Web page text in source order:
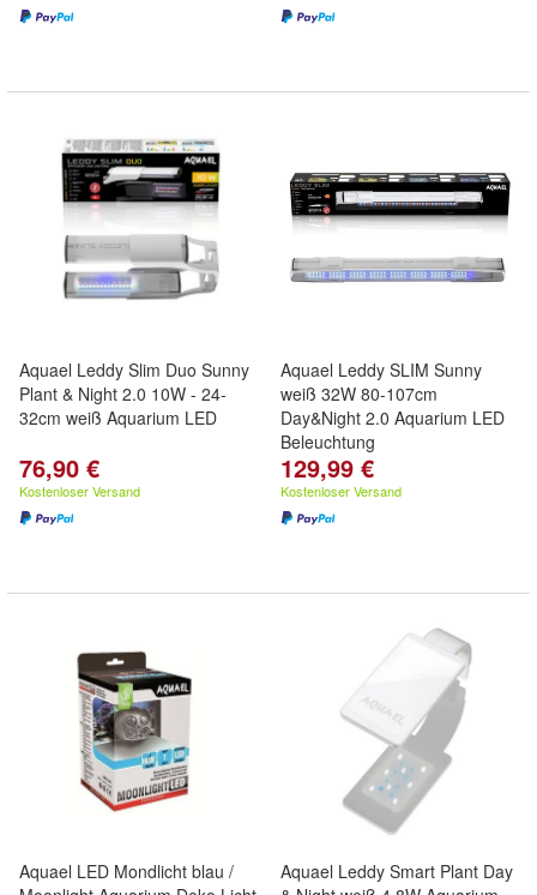
Aquael Leddy Slim Duo Sunny
Plant & Night 2.0 10W - 24-
32cm weiß Aquarium LED
76,90 €
Kostenloser Versand
Aquael Leddy SLIM Sunny
weiß 32W 80-107cm
Day&Night 2.0 Aquarium LED
Beleuchtung
129,99 €
Kostenloser Versand
Aquael LED Mondlicht blau /
Aquael Leddy Smart Plant Day